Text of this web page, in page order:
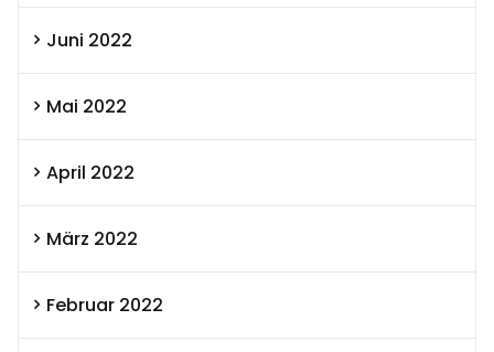
Juni 2022
Mai 2022
April 2022
März 2022
Februar 2022